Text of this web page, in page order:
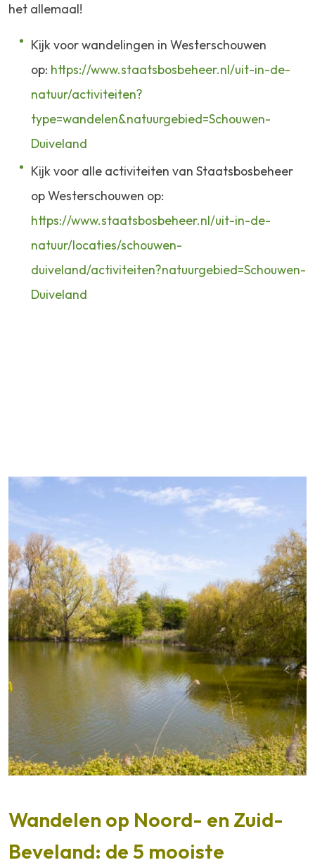
het allemaal!
Kijk voor wandelingen in Westerschouwen
op: https://www.staatsbosbeheer.nl/uit-in-de-
natuur/activiteiten?
type=wandelen&natuurgebied=Schouwen-
Duiveland
Kijk voor alle activiteiten van Staatsbosbeheer
op Westerschouwen op:
https://www.staatsbosbeheer.nl/uit-in-de-
natuur/locaties/schouwen-
duiveland/activiteiten?natuurgebied=Schouwen-
Duiveland
Wandelen op Noord- en Zuid-
Beveland: de 5 mooiste